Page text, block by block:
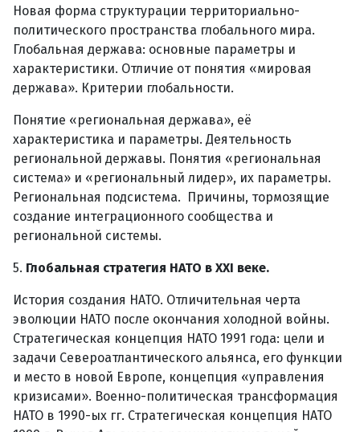
Новая форма структурации территориально-
политического пространства глобального мира.
Глобальная держава: основные параметры и
характеристики. Отличие от понятия «мировая
держава». Критерии глобальности.
Понятие «региональная держава», её
характеристика и параметры. Деятельность
региональной державы. Понятия «региональная
система» и «региональный лидер», их параметры.
Региональная подсистема. Причины, тормозящие
создание интеграционного сообщества и
региональной системы.
5. Глобальная стратегия НАТО в XXI веке.
История создания НАТО. Отличительная черта
эволюции НАТО после окончания холодной войны.
Стратегическая концепция НАТО 1991 года: цели и
задачи Североатлантического альянса, его функции
и место в новой Европе, концепция «управления
кризисами». Военно-политическая трансформация
НАТО в 1990-ых гг. Стратегическая концепция НАТО